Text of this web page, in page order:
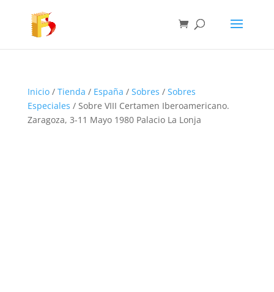
Inicio/ Tienda / España / Sobres / Sobres
Especiales / Sobre VIII Certamen Iberoamericano.
Zaragoza, 3-11 Mayo 1980 Palacio La Lonja